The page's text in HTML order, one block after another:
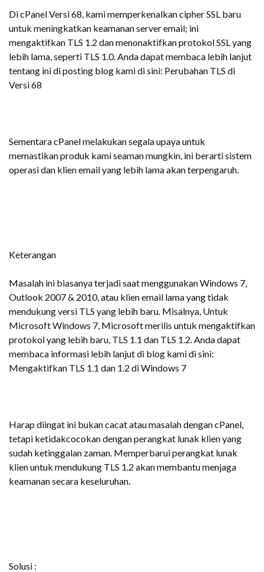
Di cPanel Versi 68, kami memperkenalkan cipher SSL baru
untuk meningkatkan keamanan server email; ini
mengaktifkan TLS 1.2 dan menonaktifkan protokol SSL yang
lebih lama, seperti TLS 1.0. Anda dapat membaca lebih lanjut
tentang ini di posting blog kami di sini: Perubahan TLS di
Versi 68
Sementara cPanel melakukan segala upaya untuk
memastikan produk kami seaman mungkin, ini berarti sistem
operasi dan klien email yang lebih lama akan terpengaruh.
Keterangan
Masalah ini biasanya terjadi saat menggunakan Windows 7,
Outlook 2007 & 2010, atau klien email lama yang tidak
mendukung versi TLS yang lebih baru. Misalnya, Untuk
Microsoft Windows 7, Microsoft merilis untuk mengaktifkan
protokol yang lebih baru, TLS 1.1 dan TLS 1.2. Anda dapat
membaca informasi lebih lanjut di blog kami di sini:
Mengaktifkan TLS 1.1 dan 1.2 di Windows 7
Harap diingat ini bukan cacat atau masalah dengan cPanel,
tetapi ketidakcocokan dengan perangkat lunak klien yang
sudah ketinggalan zaman. Memperbarui perangkat lunak
klien untuk mendukung TLS 1.2 akan membantu menjaga
keamanan secara keseluruhan.
Solusi :